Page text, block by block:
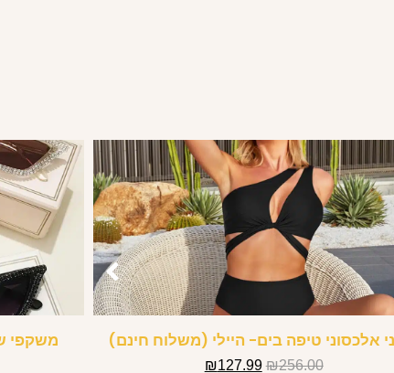
אלכסוני טיפה בים- היילי (משלוח חינם)
₪256.00
₪127.99
משקפי